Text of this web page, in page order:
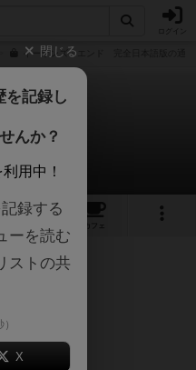
イーオンズ・エンド 完全日本語版の通
エンド
レビュー
47
カフェ
前
閉じる
を記録し
んか？
用中！
録する
ーを読む
ストの共
X